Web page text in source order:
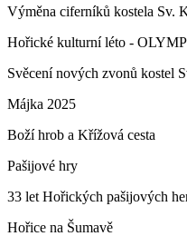
Výměna ciferníků kostela Sv.
Hořické kulturní léto -
Svěcení nových zvonů kostel
Májka 2025
Boží hrob a Křížová cesta
Pašijové hry
33 let Hořických pašijových
Hořice na Šumavě